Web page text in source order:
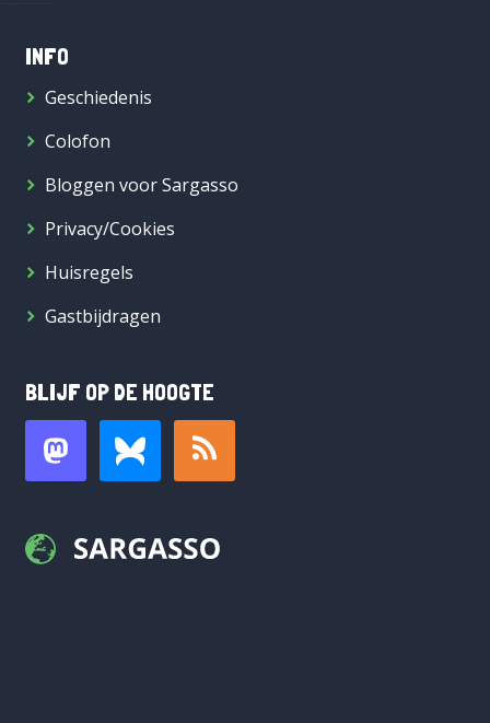
INFO
Geschiedenis
Colofon
Bloggen voor Sargasso
Privacy/Cookies
Huisregels
Gastbijdragen
BLIJF OP DE HOOGTE